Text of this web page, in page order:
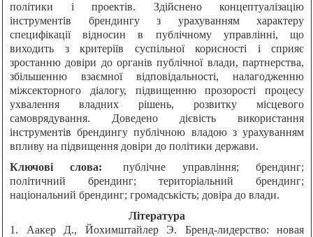
політики і проектів. Здійснено концептуалізацію
інструментів брендингу з урахуванням характеру
специфікації відносин в публічному управлінні, що
виходить з критеріїв суспільної корисності і сприяє
зростанню довіри до органів публічної влади, партнерства,
збільшенню взаємної відповідальності, налагодженню
міжсекторного діалогу, підвищенню прозорості процесу
ухвалення владних рішень, розвитку місцевого
самоврядування. Доведено дієвість використання
інструментів брендингу публічною владою з урахуванням
впливу на підвищення довіри до політики держави.
Ключові слова:
публічне управління; брендинг;
політичний брендинг; територіальний брендинг;
національний брендинг; громадськість; довіра до влади.
Література
1. Аакер Д., Йохимштайлер Э. Бренд-лидерство: новая